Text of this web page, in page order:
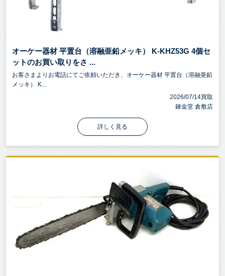
オーケー器材 平置台（溶融亜鉛メッキ） K-KHZ53G 4個セ
ットのお買い取りをさ ...
お客さまよりお電話にてご依頼いただき、オーケー器材 平置台（溶融亜鉛
メッキ） K...
2026/07/14買取
錬金堂 倉敷店
詳しく見る